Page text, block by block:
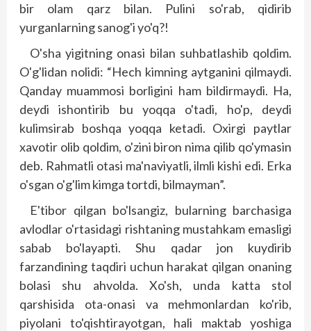
bir olam qarz bilan. Pulini so'rab, qidirib
yurganlarning sanog'i yo'q?!
O'sha yigitning onasi bilan suhbatlashib qoldim.
O'g'lidan nolidi: “Hech kimning aytganini qilmaydi.
Qanday muammosi borligini ham bildirmaydi. Ha,
deydi ishontirib bu yoqqa o'tadi, ho'p, deydi
kulimsirab boshqa yoqqa ketadi. Oxirgi paytlar
xavotir olib qoldim, o'zini biron nima qilib qo'ymasin
deb. Rahmatli otasi ma'naviyatli, ilmli kishi edi. Erka
o'sgan o'g'lim kimga tortdi, bilmayman”.
E'tibor qilgan bo'lsangiz, bularning barchasiga
avlodlar o'rtasidagi rishtaning mustahkam emasligi
sabab bo'layapti. Shu qadar jon kuydirib
farzandining taqdiri uchun harakat qilgan onaning
bolasi shu ahvolda. Xo'sh, unda katta stol
qarshisida ota-onasi va mehmonlardan ko'rib,
piyolani to'qishtirayotgan, hali maktab yoshiga